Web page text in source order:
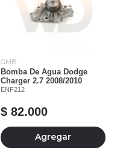
GMB
Bomba De Agua Dodge
Charger 2.7 2008/2010
ENF212
$ 82.000
Agregar